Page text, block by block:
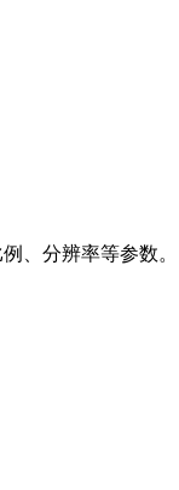
、分辨率等参数。